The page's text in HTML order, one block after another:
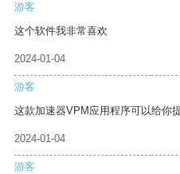
游客
这个软件我非常喜欢
2024-01-04
游客
这款加速器VPM应用程序可以给你
2024-01-04
游客